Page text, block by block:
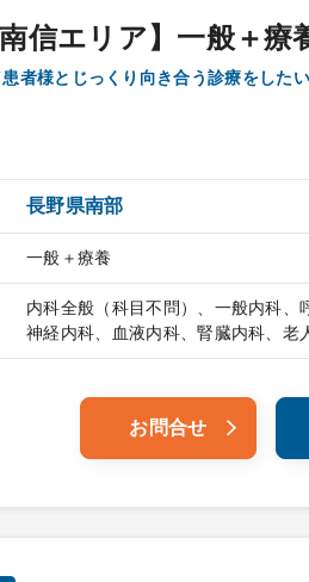
南信エリア】一般＋療
者様とじっくり向き合う診療をした
長野県南部
一般＋療養
内科全般（科目不問）、一般内科
神経内科、血液内科、腎臓内科、老
お問合せ